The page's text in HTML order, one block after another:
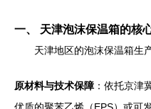
一、 天津泡沫保温箱的核
天津地区的泡沫保温箱生
原材料与技术保障 ：依托京津